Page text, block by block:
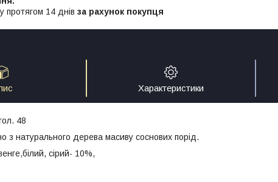
протягом 14 днів за рахунок покупця
Характеристики
48
з натурального дерева масиву соснових порід.
сірий- 10%,